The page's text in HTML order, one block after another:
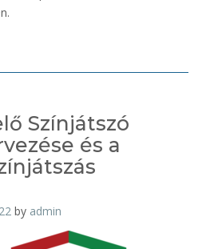
Színjátszó
és a
by admin